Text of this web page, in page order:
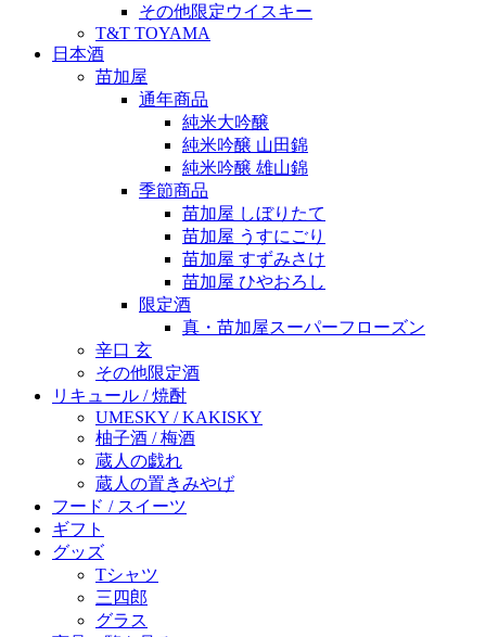
その他限定ウイスキー
T&T TOYAMA
日本酒
苗加屋
通年商品
純米大吟醸
純米吟醸 山田錦
純米吟醸 雄山錦
季節商品
苗加屋 しぼりたて
苗加屋 うすにごり
苗加屋 すずみさけ
苗加屋 ひやおろし
限定酒
真・苗加屋スーパーフローズン
辛口 玄
その他限定酒
リキュール / 焼酎
UMESKY / KAKISKY
柚子酒 / 梅酒
蔵人の戯れ
蔵人の置きみやげ
フード / スイーツ
ギフト
グッズ
Tシャツ
三四郎
グラス